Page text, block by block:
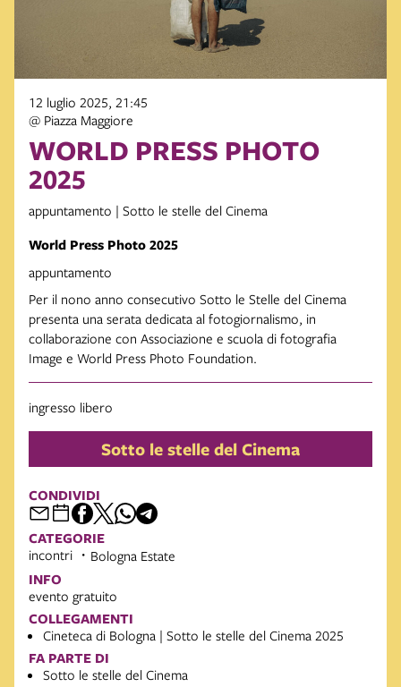
12 luglio 2025, 21:45
@ Piazza Maggiore
WORLD PRESS PHOTO
2025
appuntamento | Sotto le stelle del Cinema
World Press Photo 2025
appuntamento
Per il nono anno consecutivo Sotto le Stelle del Cinema
presenta una serata dedicata al fotogiornalismo, in
collaborazione con Associazione e scuola di fotografia
Image e World Press Photo Foundation.
ingresso libero
Sotto le stelle del Cinema
CONDIVIDI
CATEGORIE
incontri Bologna Estate
INFO
evento gratuito
COLLEGAMENTI
Cineteca di Bologna | Sotto le stelle del Cinema 2025
FA PARTE DI
Sotto le stelle del Cinema